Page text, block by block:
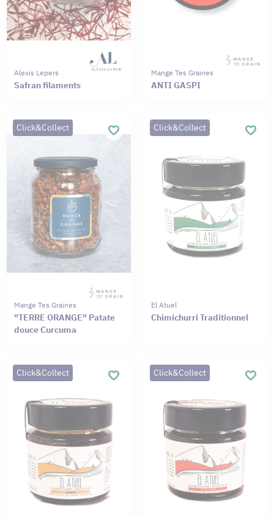
Alexis Lepers
Safran filaments
Mange Tes Graines
ANTI GASPI
Click&Collect
Mange Tes Graines
"TERRE ORANGE" Patate
douce Curcuma
Click&Collect
El Atuel
Chimichurri Traditionnel
Click&Collect Click&Collect